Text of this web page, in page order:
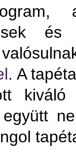
. A
kiváló